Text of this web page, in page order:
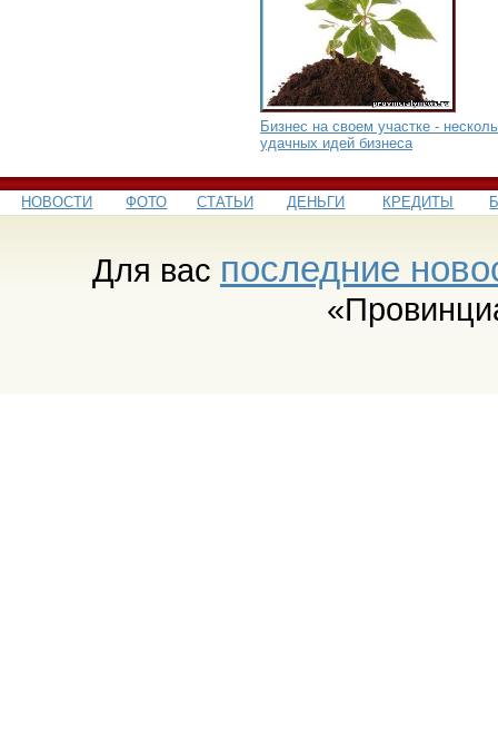
Бизнес на своем участке -
удачных идей бизнеса
НОВОСТИ ФОТО СТАТЬИ ДЕНЬГИ КРЕДИТЫ
Для вас последние